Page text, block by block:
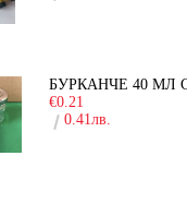
€0.21
0.41лв.